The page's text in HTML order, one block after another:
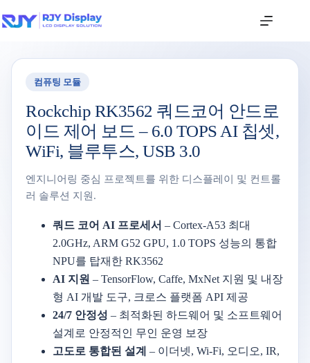
컴퓨팅 모듈
Rockchip RK3562 쿼드코어 안드로
이드 제어 보드 – 6.0 TOPS AI 칩셋,
WiFi, 블루투스, USB 3.0
엔지니어링 중심 프로젝트를 위한 디스플레이 및 컨트롤
러 솔루션 지원.
쿼드 코어 AI 프로세서 – Cortex-A53 최대
2.0GHz, ARM G52 GPU, 1.0 TOPS 성능의 통합
NPU를 탑재한 RK3562
AI 지원 – TensorFlow, Caffe, MxNet 지원 및 내장
형 AI 개발 도구, 크로스 플랫폼 API 제공
24/7 안정성 – 최적화된 하드웨어 및 소프트웨어
설계로 안정적인 무인 운영 보장
고도로 통합된 설계 – 이더넷, Wi-Fi, 오디오, IR,